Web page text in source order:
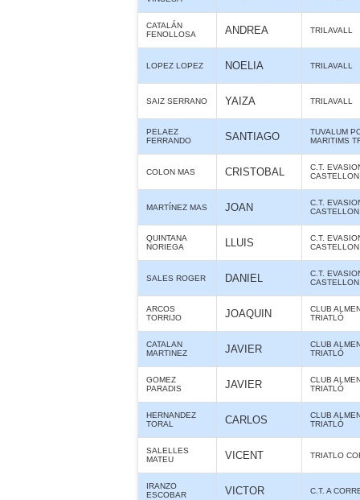
CATALÁN
FENOLLOSA
ANDREA TRILAVALL
LOPEZ LOPEZ NOELIA TRILAVALL
SAIZ SERRANO YAIZA TRILAVALL
PELAEZ
FERRANDO
SANTIAGO
TUVALUM
MARITIMS
COLON MAS CRISTOBAL
C.T.
CASTELLON
MARTÍNEZ MAS JOAN
C.T.
CASTELLON
QUINTANA
NORIEGA
LLUIS
C.T.
CASTELLON
SALES ROGER DANIEL
C.T.
CASTELLON
ARCOS
TORRIJO
JOAQUIN
CLUB
TRIATLÓ
CATALAN
MARTINEZ
JAVIER
CLUB
TRIATLÓ
GOMEZ
PARADIS
JAVIER
CLUB
TRIATLÓ
HERNANDEZ
TORAL
CARLOS
CLUB
TRIATLÓ
SALELLES
MATEU
VICENT TRIATLO
IRANZO
ESCOBAR
VICTOR C.T. A